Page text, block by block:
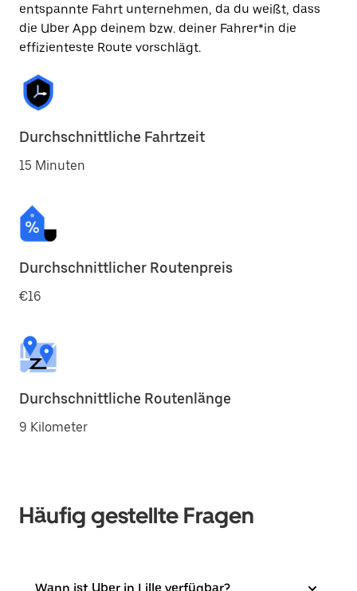
entspannte Fahrt unternehmen, da du weißt, dass
die Uber App deinem bzw. deiner Fahrer*in die
effizienteste Route vorschlägt.
Durchschnittliche Fahrtzeit
15 Minuten
Durchschnittlicher Routenpreis
€16
Durchschnittliche Routenlänge
9 Kilometer
Häufig gestellte Fragen